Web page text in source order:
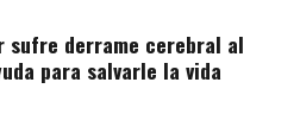
sufre derrame cerebral al
para salvarle la vida